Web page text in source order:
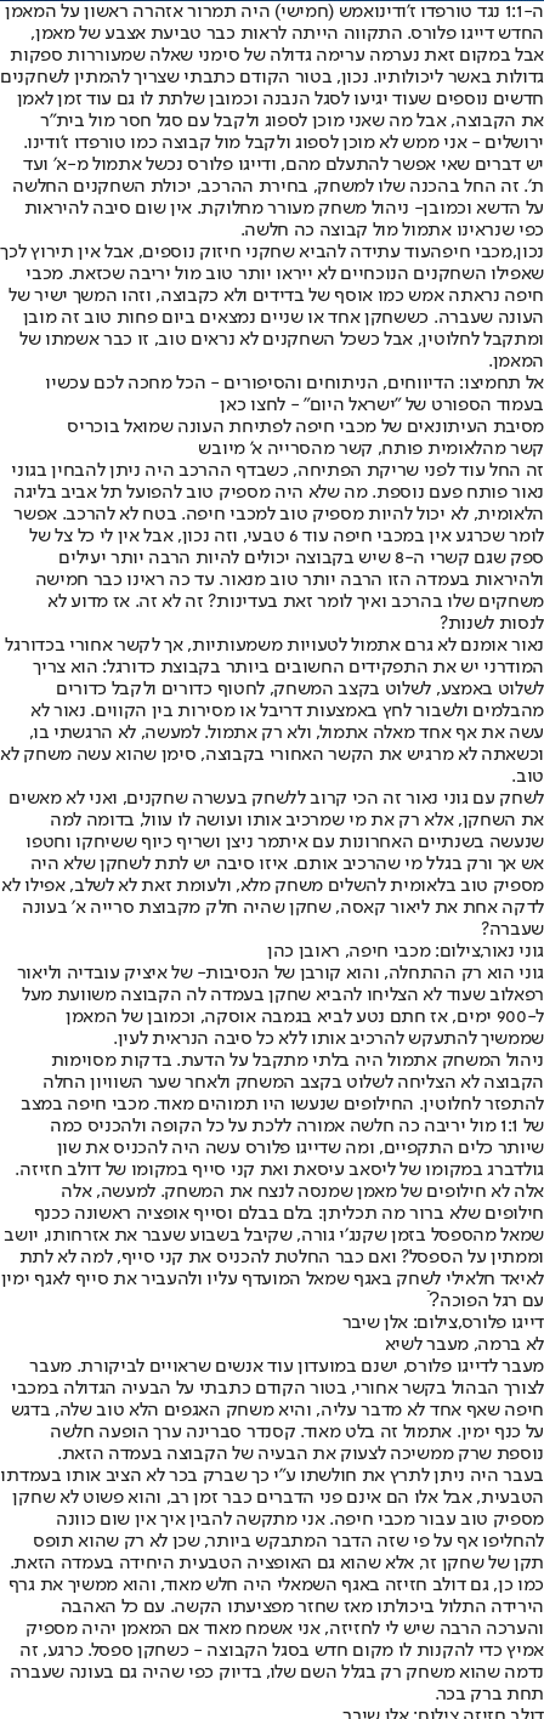
ה-1:1 נגד טורפדו ז'ודינו
אמש (חמישי) היה תמרור אזהרה ראשון על המאמן
החדש דייגו פלורס. התקווה הייתה לראות כבר טביעת אצבע של מאמן,
אבל במקום זאת נערמה ערימה גדולה של סימני שאלה שמעוררות ספקות
גדולות באשר ליכולותיו. נכון, בטור הקודם כתבתי שצריך להמתין לשחקנים
חדשים נוספים שעוד יגיעו לסגל הנבנה וכמובן שלתת לו גם עוד זמן לאמן
את הקבוצה, אבל מה שאני מוכן לספוג ולקבל עם סגל חסר מול בית״ר
ירושלים - אני ממש לא מוכן לספוג ולקבל מול קבוצה כמו טורפדו ז'ודינו.
יש דברים שאי אפשר להתעלם מהם, ודייגו פלורס נכשל אתמול מ-א׳ ועד
ת׳. זה החל בהכנה שלו למשחק, בחירת ההרכב, יכולת השחקנים החלשה
על הדשא וכמובן- ניהול משחק מעורר מחלוקת. אין שום סיבה להיראות
כפי שנראינו אתמול מול קבוצה כה חלשה.
נכון,מכבי חיפהעוד עתידה להביא שחקני חיזוק נוספים, אבל אין תירוץ לכך
שאפילו השחקנים הנוכחיים לא ייראו יותר טוב מול יריבה שכזאת. מכבי
חיפה נראתה אמש כמו אוסף של בדידים ולא כקבוצה, וזהו המשך ישיר של
העונה שעברה. כששחקן אחד או שניים נמצאים ביום פחות טוב זה מובן
ומתקבל לחלוטין, אבל כשכל השחקנים לא נראים טוב, זו כבר אשמתו של
המאמן.
אל תחמיצו: הדיווחים, הניתוחים והסיפורים - הכל מחכה לכם עכשיו
בעמוד הספורט של "ישראל היום" - לחצו כאן
מסיבת העיתונאים של מכבי חיפה לפתיחת העונה שמואל בוכריס
קשר מהלאומית פותח, קשר מהסרייה א' מיובש
זה החל עוד לפני שריקת הפתיחה, כשבדף ההרכב היה ניתן להבחין בגוני
נאור פותח פעם נוספת. מה שלא היה מספיק טוב להפועל תל אביב בליגה
הלאומית, לא יכול להיות מספיק טוב למכבי חיפה. בטח לא להרכב. אפשר
לומר שכרגע אין במכבי חיפה עוד 6 טבעי, וזה נכון, אבל אין לי כל צל של
ספק שגם קשרי ה-8 שיש בקבוצה יכולים להיות הרבה יותר יעילים
ולהיראות בעמדה הזו הרבה יותר טוב מנאור. עד כה ראינו כבר חמישה
משחקים שלו בהרכב ואיך לומר זאת בעדינות? זה לא זה. אז מדוע לא
לנסות לשנות?
נאור אומנם לא גרם אתמול לטעויות משמעותיות, אך לקשר אחורי בכדורגל
המודרני יש את התפקידים החשובים ביותר בקבוצת כדורגל: הוא צריך
לשלוט באמצע, לשלוט בקצב המשחק, לחטוף כדורים ולקבל כדורים
מהבלמים ולשבור לחץ באמצעות דריבל או מסירות בין הקווים. נאור לא
עשה את אף אחד מאלה אתמול, ולא רק אתמול. למעשה, לא הרגשתי בו,
וכשאתה לא מרגיש את הקשר האחורי בקבוצה, סימן שהוא עשה משחק לא
טוב.
לשחק עם גוני נאור זה הכי קרוב ללשחק בעשרה שחקנים, ואני לא מאשים
את השחקן, אלא רק את מי שמרכיב אותו ועושה לו עוול, בדומה למה
שנעשה בשנתיים האחרונות עם איתמר ניצן ושריף כיוף ששיחקו וחטפו
אש אך ורק בגלל מי שהרכיב אותם. איזו סיבה יש לתת לשחקן שלא היה
מספיק טוב בלאומית להשלים משחק מלא, ולעומת זאת לא לשלב, אפילו לא
לדקה אחת את ליאור קאסה, שחקן שהיה חלק מקבוצת סרייה א׳ בעונה
שעברה?
גוני נאור,צילום: מכבי חיפה, ראובן כהן
גוני הוא רק ההתחלה, והוא קורבן של הנסיבות- של איציק עובדיה וליאור
רפאלוב שעוד לא הצליחו להביא שחקן בעמדה לה הקבוצה משוועת מעל
ל-900 ימים, אז חתם נטע לביא בגמבה אוסקה, וכמובן של המאמן
שממשיך להתעקש להרכיב אותו ללא כל סיבה הנראית לעין.
ניהול המשחק אתמול היה בלתי מתקבל על הדעת. בדקות מסוימות
הקבוצה לא הצליחה לשלוט בקצב המשחק ולאחר שער השוויון החלה
להתפזר לחלוטין. החילופים שנעשו היו תמוהים מאוד. מכבי חיפה במצב
של 1:1 מול יריבה כה חלשה אמורה ללכת על כל הקופה ולהכניס כמה
שיותר כלים התקפיים, ומה שדייגו פלורס עשה היה להכניס את שון
גולדברג במקומו של ליסאב עיסאת ואת קני סייף במקומו של דולב חזיזה.
אלה לא חילופים של מאמן שמנסה לנצח את המשחק. למעשה, אלה
חילופים שלא ברור מה תכליתן: בלם בבלם וסייף אופציה ראשונה ככנף
שמאל מהספסל בזמן שקנג׳י גורה, שקיבל בשבוע שעבר את אזרחותו, יושב
וממתין על הספסל? ואם כבר החלטת להכניס את קני סייף, למה לא לתת
לאיאד חלאילי לשחק באגף שמאל המועדף עליו ולהעביר את סייף לאגף ימין
עם רגל הפוכה?ֿ
דייגו פלורס,צילום: אלן שיבר
לא ברמה, מעבר לשיא
מעבר לדייגו פלורס, ישנם במועדון עוד אנשים שראויים לביקורת. מעבר
לצורך הבהול בקשר אחורי, בטור הקודם כתבתי על הבעיה הגדולה במכבי
חיפה שאף אחד לא מדבר עליה, והיא משחק האגפים הלא טוב שלה, בדגש
על כנף ימין. אתמול זה בלט מאוד. קסנדר סברינה ערך הופעה חלשה
נוספת שרק ממשיכה לצעוק את הבעיה של הקבוצה בעמדה הזאת.
בעבר היה ניתן לתרץ את חולשתו ע״י כך שברק בכר לא הציב אותו בעמדתו
הטבעית, אבל אלו הם אינם פני הדברים כבר זמן רב, והוא פשוט לא שחקן
מספיק טוב עבור מכבי חיפה. אני מתקשה להבין איך אין שום כוונה
להחליפו אף על פי שזה הדבר המתבקש ביותר, שכן לא רק שהוא תופס
תקן של שחקן זר, אלא שהוא גם האופציה הטבעית היחידה בעמדה הזאת.
כמו כן, גם דולב חזיזה באגף השמאלי היה חלש מאוד, והוא ממשיך את גרף
הירידה התלול ביכולתו מאז שחזר מפציעתו הקשה. עם כל האהבה
והערכה הרבה שיש לי לחזיזה, אני אשמח מאוד אם המאמן יהיה מספיק
אמיץ כדי להקנות לו מקום חדש בסגל הקבוצה - כשחקן ספסל. כרגע, זה
נדמה שהוא משחק רק בגלל השם שלו, בדיוק כפי שהיה גם בעונה שעברה
תחת ברק בכר.